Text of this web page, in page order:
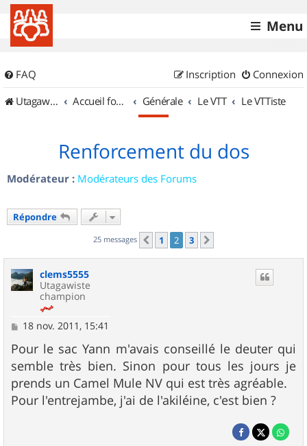
Menu
FAQ Connexion
Inscription
UtagawaVTT (Randos VTT et VTTAE avec traces GPS)
Accueil forum Générale Le VTT Le VTTiste
Renforcement du dos
Modérateur : Modérateurs des Forums
Répondre
25 messages Précédent
1 2 3
clems5555
Utagawiste
champion
M
s
s
a
g
e
18 nov. 2011, 15:41
Pour le sac Yann m'avais conseillé le deuter qui
semble très bien. Sinon pour tous les jours je
prends un Camel Mule NV qui est très agréable.
Pour l'entrejambe, j'ai de l'akiléine, c'est bien ?